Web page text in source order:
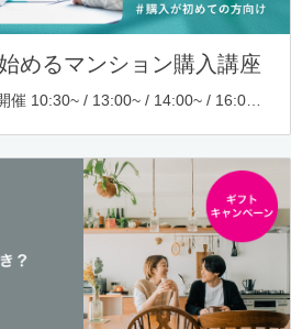
めるマンション購入講座